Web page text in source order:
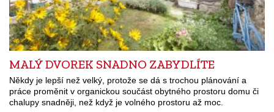
MALÝ DVOREK SNADNO ZABYDLÍTE
Někdy je lepší než velký, protože se dá s trochou plánování a
práce proměnit v organickou součást obytného prostoru domu či
chalupy snadněji, než když je volného prostoru až moc.